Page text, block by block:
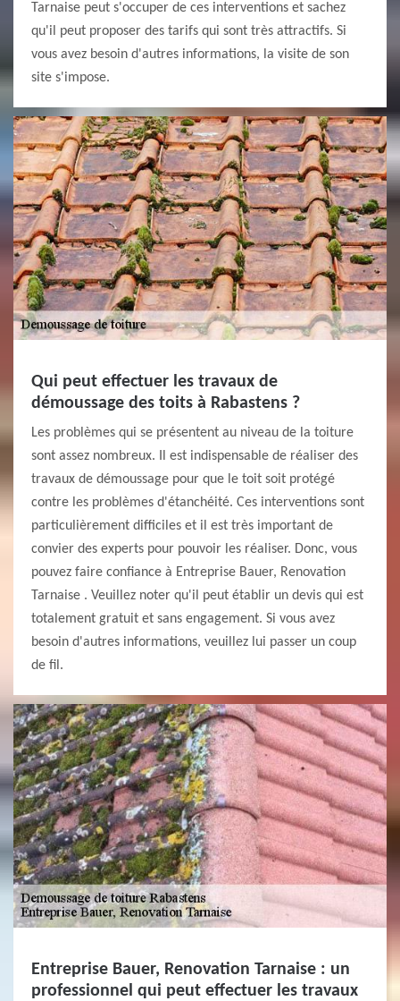
Tarnaise peut s'occuper de ces interventions et sachez
qu'il peut proposer des tarifs qui sont très attractifs. Si
vous avez besoin d'autres informations, la visite de son
site s'impose.
Qui peut effectuer les travaux de
démoussage des toits à Rabastens ?
Les problèmes qui se présentent au niveau de la toiture
sont assez nombreux. Il est indispensable de réaliser des
travaux de démoussage pour que le toit soit protégé
contre les problèmes d'étanchéité. Ces interventions sont
particulièrement difficiles et il est très important de
convier des experts pour pouvoir les réaliser. Donc, vous
pouvez faire confiance à Entreprise Bauer, Renovation
Tarnaise . Veuillez noter qu'il peut établir un devis qui est
totalement gratuit et sans engagement. Si vous avez
besoin d'autres informations, veuillez lui passer un coup
de fil.
Entreprise Bauer, Renovation Tarnaise : un
professionnel qui peut effectuer les travaux